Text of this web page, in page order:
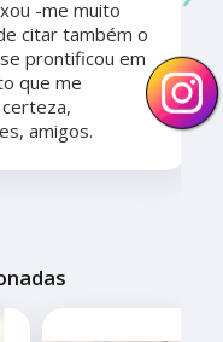
-me muito
citar também o
prontificou em
que me
amigos.